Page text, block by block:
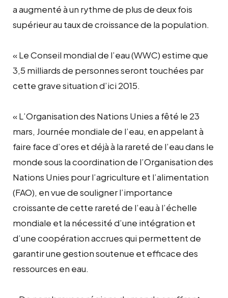
a augmenté à un rythme de plus de deux fois
supérieur au taux de croissance de la population.
« Le Conseil mondial de l’eau (WWC) estime que
3,5 milliards de personnes seront touchées par
cette grave situation d’ici 2015.
« L’Organisation des Nations Unies a fêté le 23
mars, Journée mondiale de l’eau, en appelant à
faire face d’ores et déjà à la rareté de l’eau dans le
monde sous la coordination de l’Organisation des
Nations Unies pour l’agriculture et l’alimentation
(FAO), en vue de souligner l’importance
croissante de cette rareté de l’eau à l’échelle
mondiale et la nécessité d’une intégration et
d’une coopération accrues qui permettent de
garantir une gestion soutenue et efficace des
ressources en eau.